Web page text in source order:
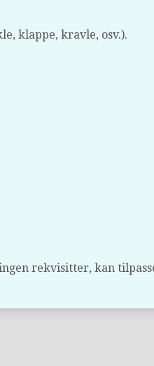
klappe, kravle, osv.).
rekvisitter, kan